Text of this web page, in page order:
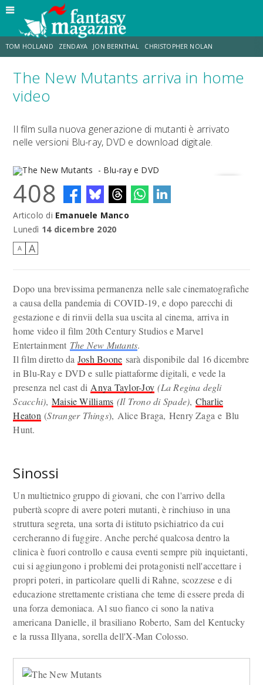
TOM HOLLAND ZENDAYA JON BERNTHAL CHRISTOPHER NOLAN
STRANIMONDI LUCCA COMICS & GAMES ODISSEA JACOB BATALON
The New Mutants arriva in home
video
Il film sulla nuova generazione di mutanti è arrivato
nelle versioni Blu-ray, DVD e download digitale.
The New Mutants - Blu-ray e DVD
408
Articolo di Emanuele Manco
Lunedì 14 dicembre 2020
A A
Dopo una brevissima permanenza nelle sale cinematografiche
a causa della pandemia di COVID-19, e dopo parecchi di
gestazione e di rinvii della sua uscita al cinema, arriva in
home video il film 20th Century Studios e Marvel
Entertainment The New Mutants.
Il film diretto da Josh Boone sarà disponibile dal 16 dicembre
in Blu-Ray e DVD e sulle piattaforme digitali, e vede la
presenza nel cast di Anya Taylor-Joy (La Regina degli
Scacchi), Maisie Williams (Il Trono di Spade), Charlie
Heaton (Stranger Things), Alice Braga, Henry Zaga e Blu
Hunt.
Sinossi
Un multietnico gruppo di giovani, che con l'arrivo della
pubertà scopre di avere poteri mutanti, è rinchiuso in una
struttura segreta, una sorta di istituto psichiatrico da cui
cercheranno di fuggire. Anche perché qualcosa dentro la
clinica è fuori controllo e causa eventi sempre più inquietanti,
cui si aggiungono i problemi dei protagonisti nell'accettare i
propri poteri, in particolare quelli di Rahne, scozzese e di
educazione strettamente cristiana che teme di essere preda di
una forza demoniaca. Al suo fianco ci sono la nativa
americana Danielle, il brasiliano Roberto, Sam del Kentucky
e la russa Illyana, sorella dell'X-Man Colosso.